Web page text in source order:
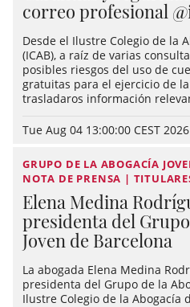
correo profesional
Desde el Ilustre Colegio de la
(ICAB), a raíz de varias
posibles riesgos del uso de
gratuitas para el ejercicio de
trasladaros información
Tue Aug 04 13:00:00 CEST 2026
GRUPO DE LA ABOGACÍA
NOTA DE PRENSA |
Elena Medina
presidenta del
Joven de Barcelona
La abogada Elena Medina
presidenta del Grupo de la
Ilustre Colegio de la Abogacía